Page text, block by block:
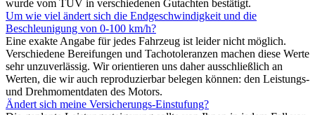
wurde vom TÜV in verschiedenen Gutachten bestätigt.
Um wie viel ändert sich die Endgeschwindigkeit und die
Beschleunigung von 0-100 km/h?
Eine exakte Angabe für jedes Fahrzeug ist leider nicht möglich.
Verschiedene Bereifungen und Tachotoleranzen machen diese Werte
sehr unzuverlässig. Wir orientieren uns daher ausschließlich an
Werten, die wir auch reproduzierbar belegen können: den Leistungs-
und Drehmomentdaten des Motors.
Ändert sich meine Versicherungs-Einstufung?